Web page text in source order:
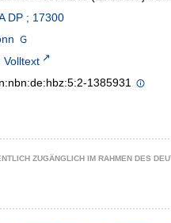
DP ; 17300
Volltext
1385931
ZUGÄNGLICH IM RAHMEN DES